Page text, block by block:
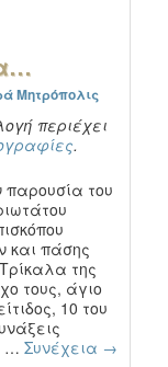
Μητρόπολις
περιέχει
.
παρουσία του
και πάσης
της
τους, άγιο
10 του
…Συνέχεια →